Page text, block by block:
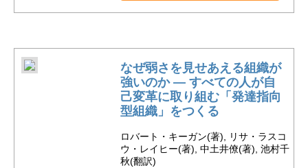
なぜ弱さを見せあえる組織が
強いのか ― すべての人が自
己変革に取り組む「発達指向
型組織」をつくる
ロバート・キーガン(著), リサ・ラスコ
ウ・レイヒー(著), 中土井僚(著), 池村千
秋(翻訳)